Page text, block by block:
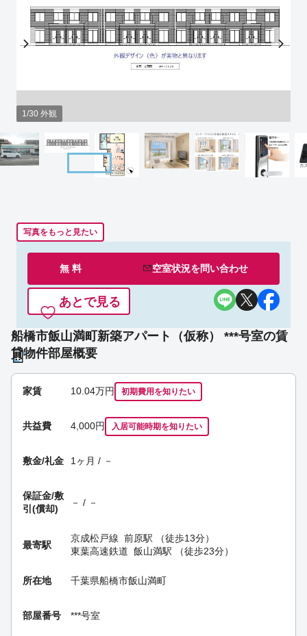
1/30 外観
写真をもっと見たい
無 料 空室状況を問い合わせ
あとで見る
船橋市飯山満町新築アパート（仮称） ***号室の賃
貸物件部屋概要
家賃 10.04万円 初期費用を知りたい
共益費 4,000円 入居可能時期を知りたい
敷金/礼金 1ヶ月 / －
保証金/敷
引(償却)
－ / －
最寄駅
京成松戸線 前原駅 （徒歩13分）
東葉高速鉄道 飯山満駅 （徒歩23分）
所在地 千葉県船橋市飯山満町
部屋番号 ***号室